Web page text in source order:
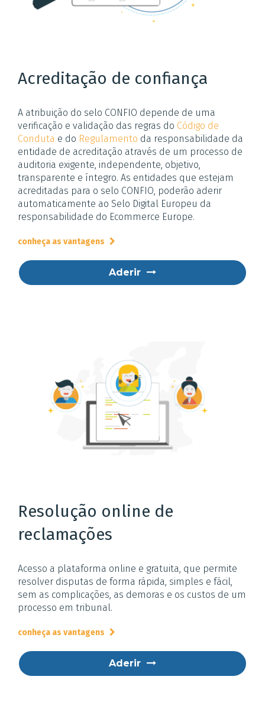
Acreditação de confiança
A atribuição do selo CONFIO depende de uma
verificação e validação das regras do Código de
Conduta e do Regulamento da responsabilidade da
entidade de acreditação através de um processo de
auditoria exigente, independente, objetivo,
transparente e íntegro. As entidades que estejam
acreditadas para o selo CONFIO, poderão aderir
automaticamente ao Selo Digital Europeu da
responsabilidade do Ecommerce Europe.
conheça as vantagens
Aderir
Resolução online de
reclamações
Acesso a plataforma online e gratuita, que permite
resolver disputas de forma rápida, simples e fácil,
sem as complicações, as demoras e os custos de um
processo em tribunal.
conheça as vantagens
Aderir